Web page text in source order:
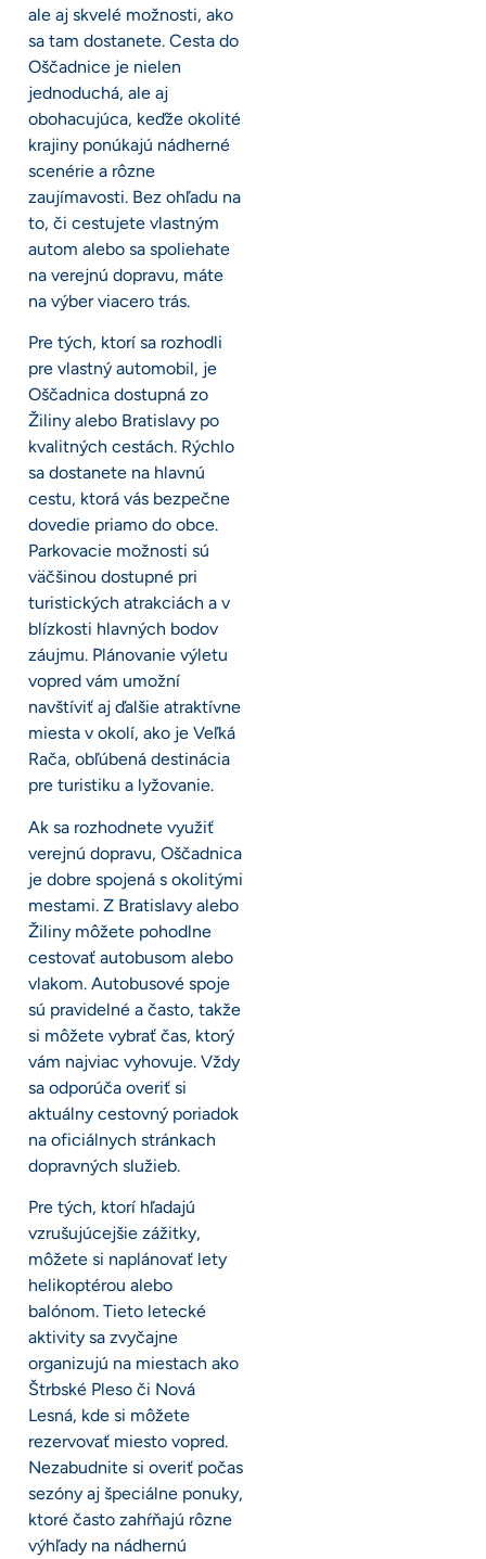
ale aj skvelé možnosti, ako
sa tam dostanete. Cesta do
Oščadnice je nielen
jednoduchá, ale aj
obohacujúca, keďže okolité
krajiny ponúkajú nádherné
scenérie a rôzne
zaujímavosti. Bez ohľadu na
to, či cestujete vlastným
autom alebo sa spoliehate
na verejnú dopravu, máte
na výber viacero trás.
Pre tých, ktorí sa rozhodli
pre vlastný automobil, je
Oščadnica dostupná zo
Žiliny alebo Bratislavy po
kvalitných cestách. Rýchlo
sa dostanete na hlavnú
cestu, ktorá vás bezpečne
dovedie priamo do obce.
Parkovacie možnosti sú
väčšinou dostupné pri
turistických atrakciách a v
blízkosti hlavných bodov
záujmu. Plánovanie výletu
vopred vám umožní
navštíviť aj ďalšie atraktívne
miesta v okolí, ako je Veľká
Rača, obľúbená destinácia
pre turistiku a lyžovanie.
Ak sa rozhodnete využiť
verejnú dopravu, Oščadnica
je dobre spojená s okolitými
mestami. Z Bratislavy alebo
Žiliny môžete pohodlne
cestovať autobusom alebo
vlakom. Autobusové spoje
sú pravidelné a často, takže
si môžete vybrať čas, ktorý
vám najviac vyhovuje. Vždy
sa odporúča overiť si
aktuálny cestovný poriadok
na oficiálnych stránkach
dopravných služieb.
Pre tých, ktorí hľadajú
vzrušujúcejšie zážitky,
môžete si naplánovať lety
helikoptérou alebo
balónom. Tieto letecké
aktivity sa zvyčajne
organizujú na miestach ako
Štrbské Pleso či Nová
Lesná, kde si môžete
rezervovať miesto vopred.
Nezabudnite si overiť počas
sezóny aj špeciálne ponuky,
ktoré často zahŕňajú rôzne
výhľady na nádhernú